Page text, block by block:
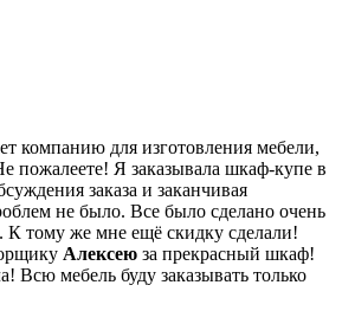
компанию для изготовления мебели,
пожалеете! Я заказывала шкаф-купе в
заказа и заканчивая
не было. Все было сделано очень
К тому же мне ещё скидку сделали!
Алексею за прекрасный шкаф!
Всю мебель буду заказывать только